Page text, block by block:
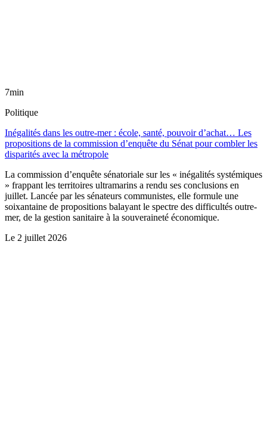
7min
Politique
Inégalités dans les outre-mer : école, santé, pouvoir d’achat… Les
propositions de la commission d’enquête du Sénat pour combler les
disparités avec la métropole
La commission d’enquête sénatoriale sur les « inégalités systémiques
» frappant les territoires ultramarins a rendu ses conclusions en
juillet. Lancée par les sénateurs communistes, elle formule une
soixantaine de propositions balayant le spectre des difficultés outre-
mer, de la gestion sanitaire à la souveraineté économique.
Le 2 juillet 2026